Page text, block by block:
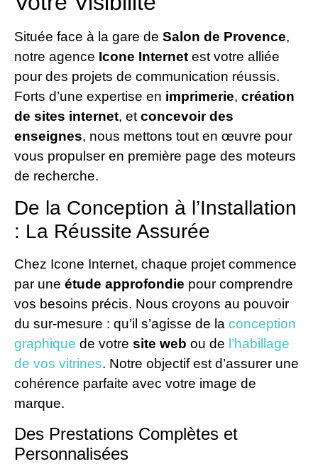
Située face à la gare de Salon de Provence,
notre agence Icone Internet est votre alliée
pour des projets de communication réussis.
Forts d’une expertise en imprimerie, création
de sites internet, et concevoir des
enseignes, nous mettons tout en œuvre pour
vous propulser en première page des moteurs
de recherche.
De la Conception à l’Installation
: La Réussite Assurée
Chez Icone Internet, chaque projet commence
par une étude approfondie pour comprendre
vos besoins précis. Nous croyons au pouvoir
du sur-mesure : qu’il s’agisse de la conception
graphique de votre site web ou de l’habillage
de vos vitrines. Notre objectif est d’assurer une
cohérence parfaite avec votre image de
marque.
Des Prestations Complètes et
Personnalisées